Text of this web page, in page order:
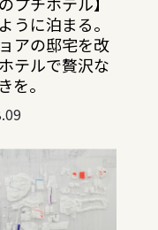
うに泊まる。
アの邸宅を改
テルで贅沢な
を。